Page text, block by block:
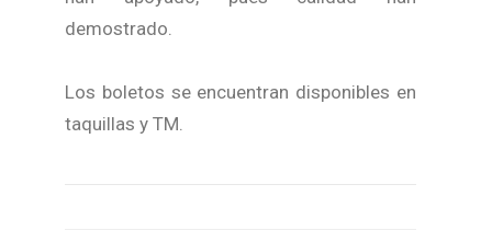
demostrado.
Los boletos se encuentran disponibles en
taquillas y TM.